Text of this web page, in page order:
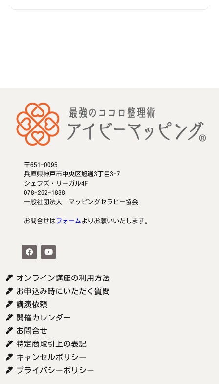
〒651-0095
兵庫県神戸市中央区旭通3丁目3-7
シェワズ・リーガル4F
078-262-1838
一般社団法人 マッピングセラピー協会
お問合せはフォーム よりお願いいたします。
オンライン講座の利用方法
お申込み時にいただく質問
講演依頼
開催カレンダー
お問合せ
特定商取引上の表記
キャンセルポリシー
プライバシーポリシー